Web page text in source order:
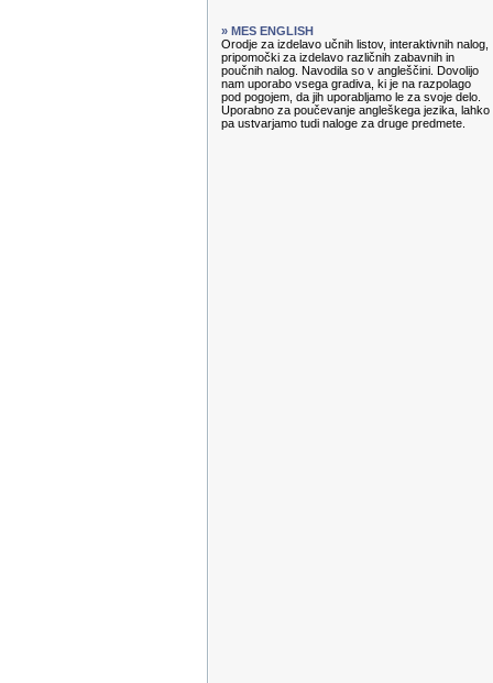
» MES ENGLISH
Orodje za izdelavo učnih listov, interaktivnih nalog,
pripomočki za izdelavo različnih zabavnih in
poučnih nalog. Navodila so v angleščini. Dovolijo
nam uporabo vsega gradiva, ki je na razpolago
pod pogojem, da jih uporabljamo le za svoje delo.
Uporabno za poučevanje angleškega jezika, lahko
pa ustvarjamo tudi naloge za druge predmete.